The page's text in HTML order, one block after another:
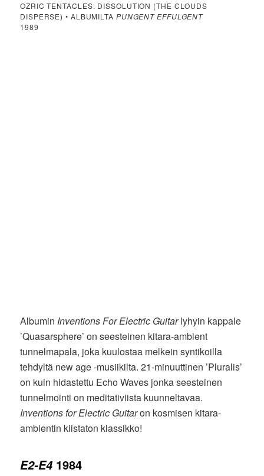
OZRIC TENTACLES: DISSOLUTION (THE CLOUDS
DISPERSE) • ALBUMILTA PUNGENT EFFULGENT
1989
Albumin Inventions For Electric Guitarlyhyin kappale
’Quasarsphere’ on seesteinen kitara-ambient
tunnelmapala, joka kuulostaa melkein syntikoilla
tehdyltä new age -musiikilta. 21-minuuttinen ’Pluralis’
on kuin hidastettu Echo Waves jonka seesteinen
tunnelmointi on meditativiista kuunneltavaa.
Inventions for Electric Guitaron kosmisen kitara-
ambientin kiistaton klassikko!
E2-E4 1984